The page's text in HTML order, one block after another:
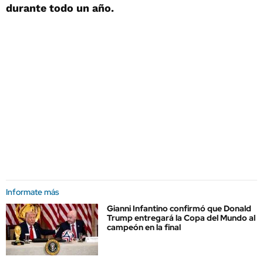
durante todo un año.
Informate más
Gianni Infantino confirmó que Donald
Trump entregará la Copa del Mundo al
campeón en la final